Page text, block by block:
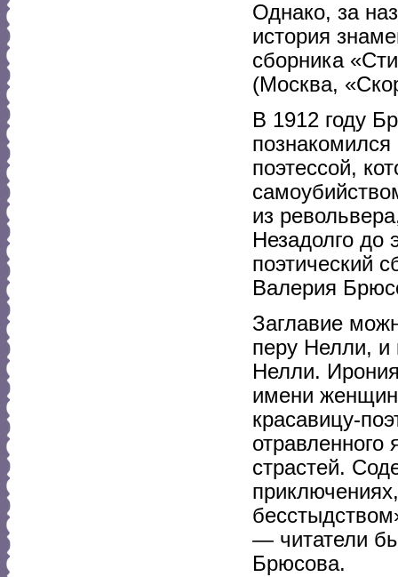
Однако, за
история
сборника
(Москва,
В 1912 году
поэтессой,
из
Незадолго до
поэтический
Валерия
Заглавие
перу Нелли, и
Нелли.
имени
красавицу-
страстей.
— читатели
Брюсова.